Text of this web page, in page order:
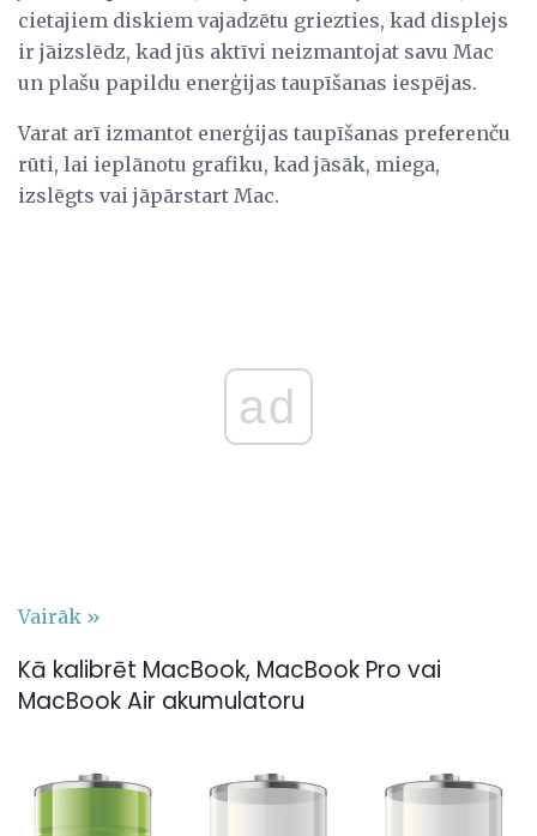
cietajiem diskiem vajadzētu griezties, kad displejs
ir jāizslēdz, kad jūs aktīvi neizmantojat savu Mac
un plašu papildu enerģijas taupīšanas iespējas.
Varat arī izmantot enerģijas taupīšanas preferenču
rūti, lai ieplānotu grafiku, kad jāsāk, miega,
izslēgts vai jāpārstart Mac.
ad
Vairāk »
Kā kalibrēt MacBook, MacBook Pro vai
MacBook Air akumulatoru